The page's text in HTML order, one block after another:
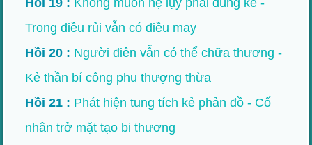
Hồi 19 : Không muốn hệ lụy phải dùng kế -
Trong điều rủi vẫn có điều may
Hồi 20 : Người điên vẫn có thể chữa thương -
Kẻ thần bí công phu thượng thừa
Hồi 21 : Phát hiện tung tích kẻ phản đồ - Cố
nhân trở mặt tạo bi thương